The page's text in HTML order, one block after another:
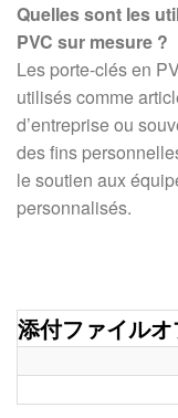
Quelles sont les
PVC sur mesure ?
Les porte-clés en
utilisés comme
d’entreprise ou
des fins
le soutien aux
personnalisés.
添付ファイル